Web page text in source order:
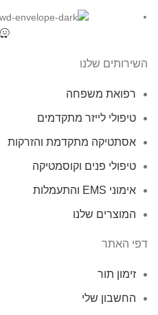
השירותים שלנו
רפואת משפחה
טיפולי לייזר מתקדמים
אסתטיקה מתקדמת והזרקות
טיפולי פנים וקוסמטיקה
אימוני EMS והתעמלות
המוצרים שלנו
דפי האתר
זימון תור
החשבון שלי